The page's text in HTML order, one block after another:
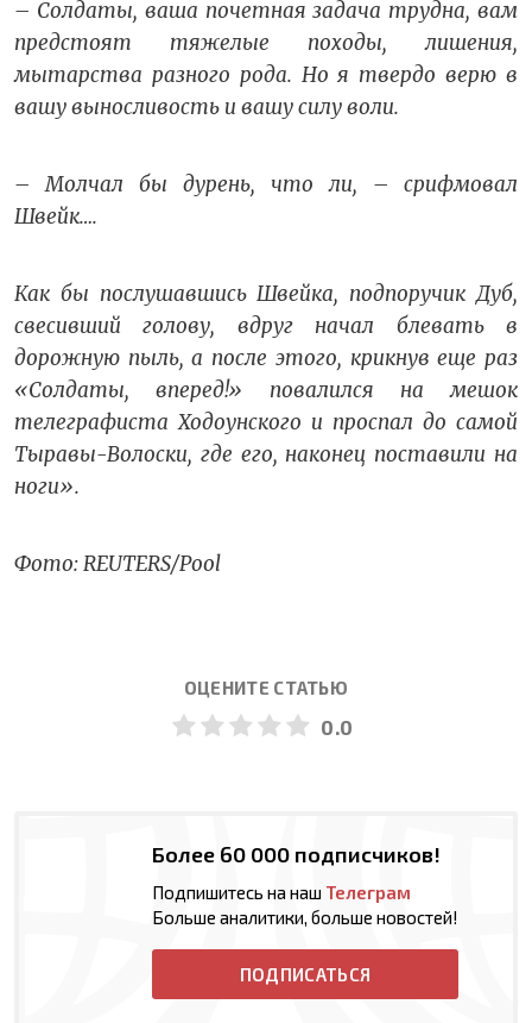
– Солдаты, ваша почетная задача трудна, вам
предстоят тяжелые походы, лишения,
мытарства разного рода. Но я твердо верю в
вашу выносливость и вашу силу воли.
– Молчал бы дурень, что ли, – срифмовал
Швейк….
Как бы послушавшись Швейка, подпоручик Дуб,
свесивший голову, вдруг начал блевать в
дорожную пыль, а после этого, крикнув еще раз
«Солдаты, вперед!» повалился на мешок
телеграфиста Ходоунского и проспал до самой
Тыравы-Волоски, где его, наконец поставили на
ноги».
Фото: REUTERS/Pool
ОЦЕНИТЕ СТАТЬЮ
0.0
Более 60 000 подписчиков!
Подпишитесь на наш Телеграм
Больше аналитики, больше новостей!
ПОДПИСАТЬСЯ